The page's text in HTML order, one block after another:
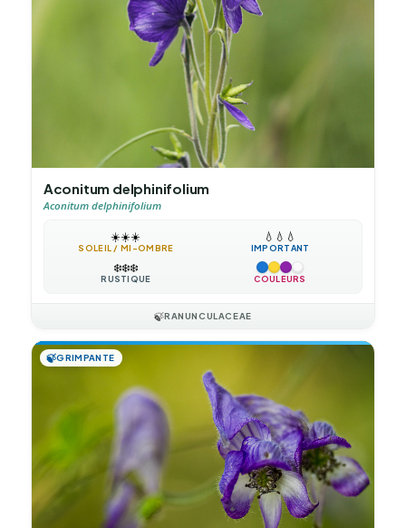
Aconitum delphinifolium
Aconitum delphinifolium
☀️☀️☀️
SOLEIL / MI-OMBRE
💧 💧 💧
IMPORTANT
❄️❄️❄️
RUSTIQUE COULEURS
🍃RANUNCULACEAE
🍃GRIMPANTE